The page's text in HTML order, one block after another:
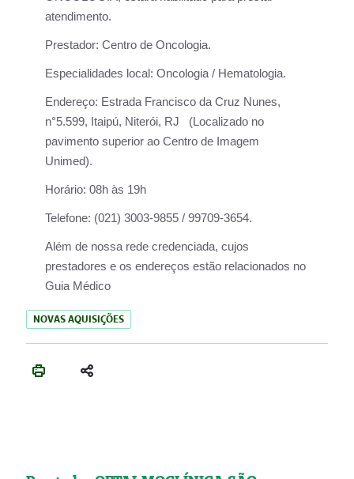
atendimento.
Prestador: Centro de Oncologia.
Especialidades local: Oncologia / Hematologia.
Endereço: Estrada Francisco da Cruz Nunes,
n°5.599, Itaipú, Niterói, RJ (Localizado no
pavimento superior ao Centro de Imagem
Unimed).
Horário: 08h às 19h
Telefone: (021) 3003-9855 / 99709-3654.
Além de nossa rede credenciada, cujos
prestadores e os endereços estão relacionados no
Guia Médico
NOVAS AQUISIÇÕES